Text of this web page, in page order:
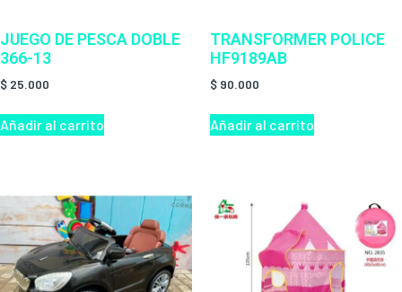
JUEGO DE PESCA DOBLE
366-13
$ 25.000
Añadir al carrito
TRANSFORMER POLICE
HF9189AB
$ 90.000
Añadir al carrito